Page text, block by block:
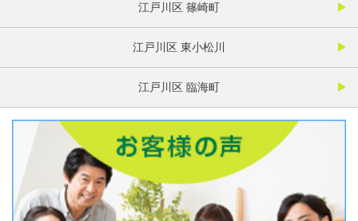
江戸川区 篠崎町
江戸川区 東小松川
江戸川区 臨海町